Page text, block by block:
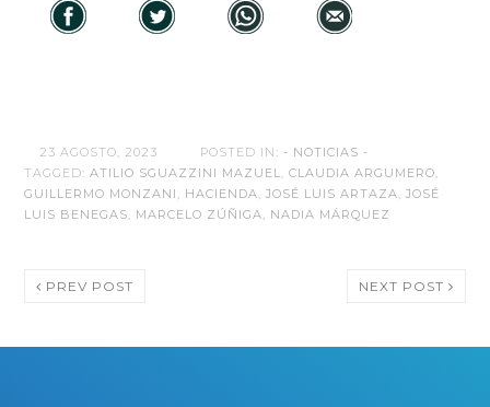
23 AGOSTO, 2023 POSTED IN: - NOTICIAS -
TAGGED:ATILIO SGUAZZINI MAZUEL,CLAUDIA ARGUMERO,
GUILLERMO MONZANI , HACIENDA,JOSÉ LUIS ARTAZA,JOSÉ
LUIS BENEGAS, MARCELO ZÚÑIGA, NADIA MÁRQUEZ
PREV POST NEXT POST